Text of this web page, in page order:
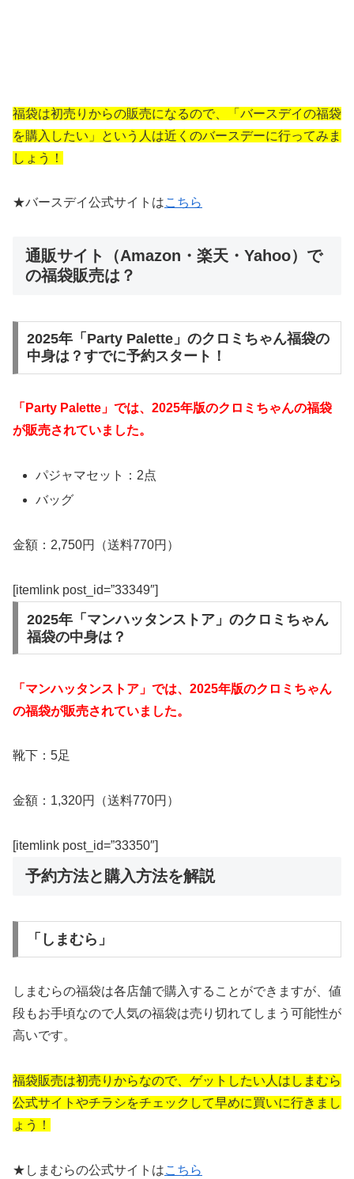
福袋は初売りからの販売になるので、「バースデイの福袋
を購入したい」という人は近くのバースデーに行ってみま
しょう！
★バースデイ公式サイトはこちら
通販サイト（Amazon・楽天・Yahoo）で
の福袋販売は？
2025年「Party Palette」のクロミちゃん福袋の
中身は？すでに予約スタート！
「Party Palette」では、2025年版のクロミちゃんの福袋
が販売されていました。
パジャマセット：2点
バッグ
金額：2,750円（送料770円）
[itemlink post_id=”33349″]
2025年「マンハッタンストア」のクロミちゃん
福袋の中身は？
「マンハッタンストア」では、2025年版のクロミちゃん
の福袋が販売されていました。
靴下：5足
金額：1,320円（送料770円）
[itemlink post_id=”33350″]
予約方法と購入方法を解説
「しまむら」
しまむらの福袋は各店舗で購入することができますが、値
段もお手頃なので人気の福袋は売り切れてしまう可能性が
高いです。
福袋販売は初売りからなので、ゲットしたい人はしまむら
公式サイトやチラシをチェックして早めに買いに行きまし
ょう！
★しまむらの公式サイトはこちら